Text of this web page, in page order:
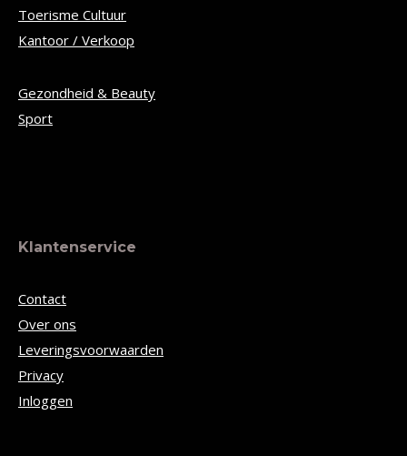
Toerisme Cultuur
Kantoor / Verkoop
Gezondheid & Beauty
Sport
Klantenservice
Contact
Over ons
Leveringsvoorwaarden
Privacy
Inloggen